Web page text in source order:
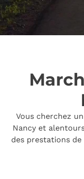
Vous cherchez
Nancy et
des prestations